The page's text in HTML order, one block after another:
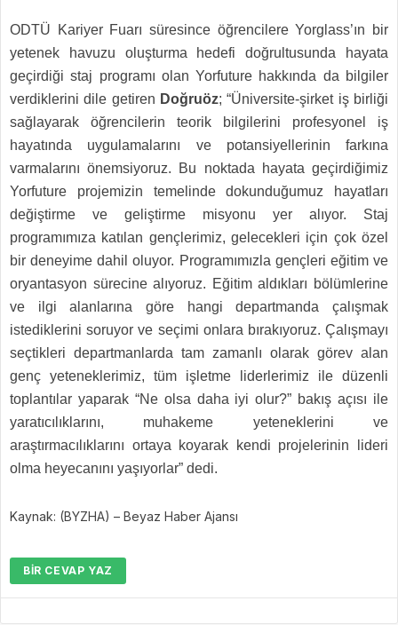
ODTÜ Kariyer Fuarı süresince öğrencilere Yorglass’ın bir
yetenek havuzu oluşturma hedefi doğrultusunda hayata
geçirdiği staj programı olan Yorfuture hakkında da bilgiler
verdiklerini dile getiren Doğruöz; “Üniversite-şirket iş birliği
sağlayarak öğrencilerin teorik bilgilerini profesyonel iş
hayatında uygulamalarını ve potansiyellerinin farkına
varmalarını önemsiyoruz. Bu noktada hayata geçirdiğimiz
Yorfuture projemizin temelinde dokunduğumuz hayatları
değiştirme ve geliştirme misyonu yer alıyor. Staj
programımıza katılan gençlerimiz, gelecekleri için çok özel
bir deneyime dahil oluyor. Programımızla gençleri eğitim ve
oryantasyon sürecine alıyoruz. Eğitim aldıkları bölümlerine
ve ilgi alanlarına göre hangi departmanda çalışmak
istediklerini soruyor ve seçimi onlara bırakıyoruz. Çalışmayı
seçtikleri departmanlarda tam zamanlı olarak görev alan
genç yeteneklerimiz, tüm işletme liderlerimiz ile düzenli
toplantılar yaparak “Ne olsa daha iyi olur?” bakış açısı ile
yaratıcılıklarını, muhakeme yeteneklerini ve
araştırmacılıklarını ortaya koyarak kendi projelerinin lideri
olma heyecanını yaşıyorlar” dedi.
Kaynak: (BYZHA) – Beyaz Haber Ajansı
BIR CEVAP YAZ